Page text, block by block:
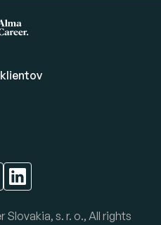
s. r. o., All rights